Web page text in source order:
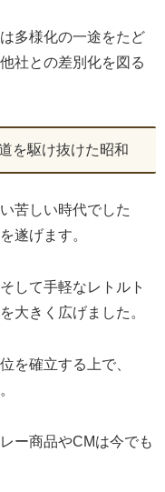
多様化の一途をたど
社との差別化を図る
を駆け抜けた昭和
苦しい時代でした
遂げます。
して手軽なレトルト
大きく広げました。
を確立する上で、
ー商品やCMは今でも